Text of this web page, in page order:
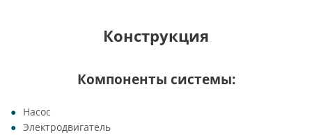
Конструкция
Компоненты системы:
Насос
Электродвигатель